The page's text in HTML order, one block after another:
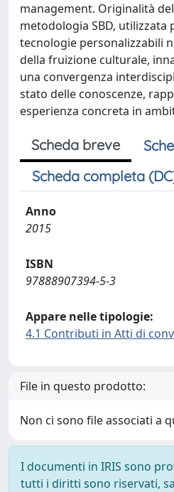
management. Originalità
metodologia SBD, utilizzata
tecnologie personalizzabili
della fruizione culturale,
una convergenza
stato delle conoscenze,
esperienza concreta in
Scheda breve
Scheda completa
Anno
2015
ISBN
97888907394-5-3
Appare nelle tipologie:
4.1 Contributi in Atti di
File in questo prodotto:
Non ci sono file associati a
I documenti in IRIS sono
tutti i diritti sono riservati,